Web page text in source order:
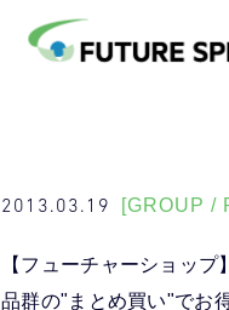
2013.03.19 [GROUP /
【フューチャーショップ
品群の"まとめ買い"でお